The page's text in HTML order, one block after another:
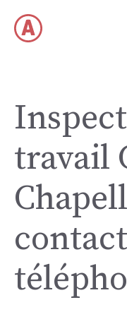
content
travail